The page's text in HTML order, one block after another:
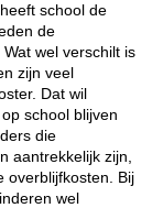
school de
de
wel verschilt is
zijn veel
Dat wil
school blijven
die
aantrekkelijk zijn,
overblijfkosten. Bij
wel